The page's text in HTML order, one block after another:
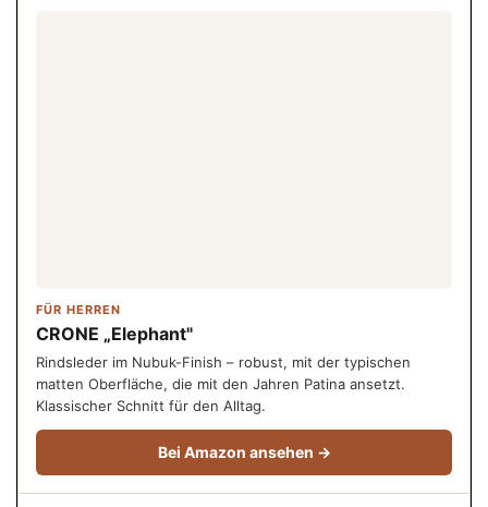
FÜR HERREN
CRONE „Elephant"
Rindsleder im Nubuk-Finish – robust, mit der typischen
matten Oberfläche, die mit den Jahren Patina ansetzt.
Klassischer Schnitt für den Alltag.
Bei Amazon ansehen →